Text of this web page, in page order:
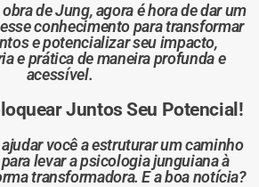
de Jung, agora é hora de dar um
conhecimento para transformar
e potencializar seu impacto,
e prática de maneira profunda e
acessível.
Juntos Seu Potencial!
você a estruturar um caminho
levar a psicologia junguiana à
transformadora. E a boa notícia?